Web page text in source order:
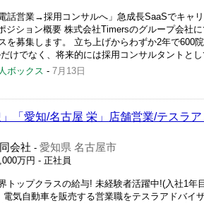
話営業→採用コンサルへ」急成長SaaSでキャ
ジション概要 株式会社Timersのグループ会社
を募集します。 立ち上げからわずか2年で600
けでなく、将来的には採用コンサルタントと
ボックス - 7月13日
」「愛知/名古屋 栄」店舗営業/テスラ
会社 - 愛知県 名古屋市
万円 - 正社員
トップクラスの給与! 未経験者活躍中!(入社1年
電気自動車を販売する営業職をテスラアドバイ